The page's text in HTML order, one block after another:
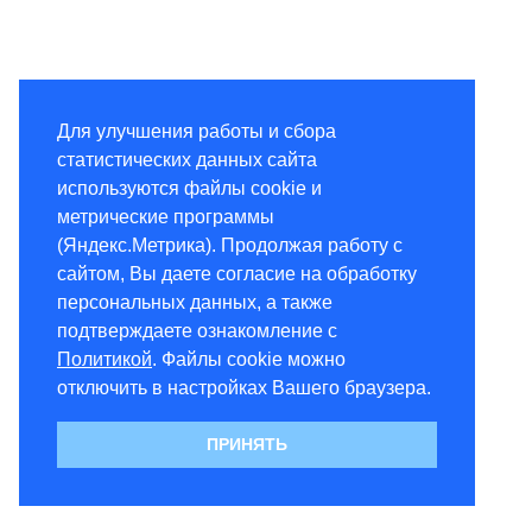
Для улучшения работы и сбора
статистических данных сайта
используются файлы cookie и
метрические программы
(Яндекс.Метрика). Продолжая работу с
сайтом, Вы даете согласие на обработку
персональных данных, а также
подтверждаете ознакомление с
Политикой. Файлы cookie можно
отключить в настройках Вашего браузера.
ПРИНЯТЬ